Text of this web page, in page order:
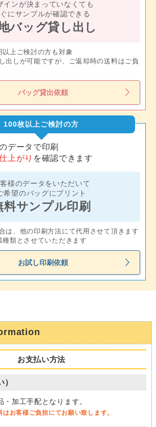
インが決まっていなくても
にサンプルが確認できる
バッグ貸し出し
上ご検討の方も対象
出しが可能ですが、ご返却時の送料はご負
バッグ貸出依頼
100枚以上ご検討の方
データで印刷
上がり を確認できます
様のデータをいただいて
希望のバッグにプリント
料サンプル印刷
は、他の印刷方法にて代用させて頂きます
類とさせていただきます
お試し印刷依頼
お支払い方法
加工手配となります。
お客様ご負担にてお願い致します。